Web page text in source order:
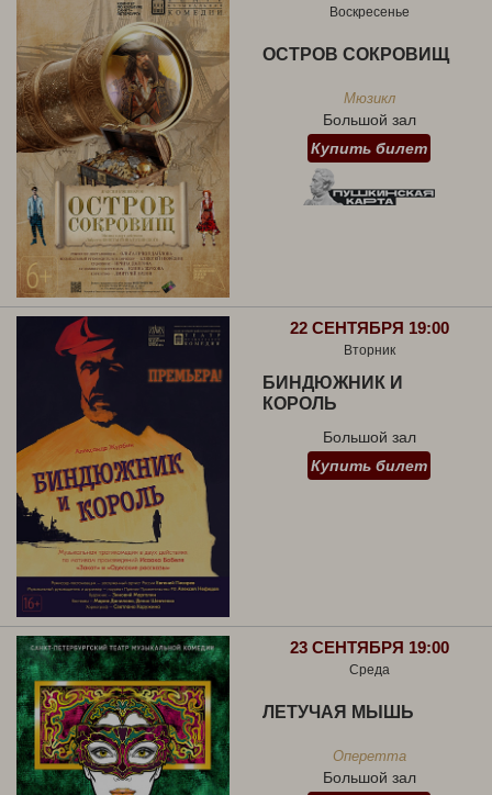
Воскресенье
ОСТРОВ СОКРОВИЩ
Мюзикл
Большой зал
Купить билет
22 СЕНТЯБРЯ 19:00
Вторник
БИНДЮЖНИК И
КОРОЛЬ
Большой зал
Купить билет
23 СЕНТЯБРЯ 19:00
Среда
ЛЕТУЧАЯ МЫШЬ
Оперетта
Большой зал